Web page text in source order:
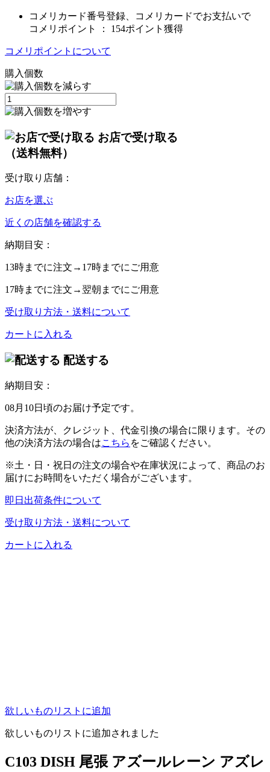
コメリカード番号登録、コメリカードでお支払いで
コメリポイント ： 154ポイント獲得
コメリポイントについて
購入個数
お店で受け取る
（送料無料）
受け取り店舗：
お店を選ぶ
近くの店舗を確認する
納期目安：
13時までに注文→ 17時までにご用意
17時までに注文→ 翌朝 までにご用意
受け取り方法・送料について
カートに入れる
配送する
納期目安：
08月10日頃のお届け予定です。
決済方法が、クレジット、代金引換の場合に限ります。その
他の決済方法の場合はこちら をご確認ください。
※土・日・祝日の注文の場合や在庫状況によって、商品のお
届けにお時間をいただく場合がございます。
即日出荷条件について
受け取り方法・送料について
カートに入れる
欲しいものリストに追加
欲しいものリストに追加されました
C103 DISH 尾張 アズールレーン アズレ